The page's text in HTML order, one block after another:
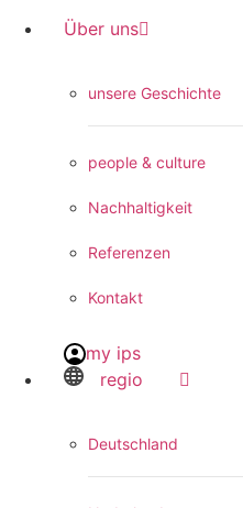
Über uns
unsere Geschichte
people & culture
Nachhaltigkeit
Referenzen
Kontakt
my ips
regio
Deutschland